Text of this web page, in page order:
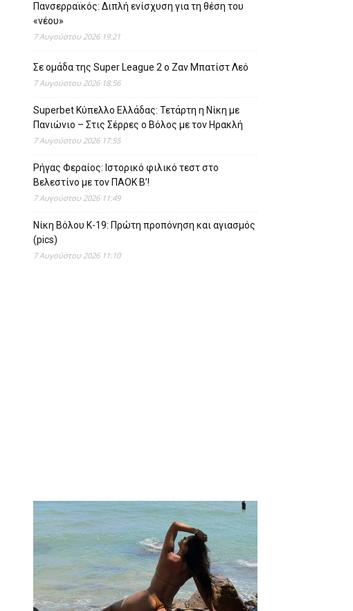
Πανσερραϊκός: Διπλή ενίσχυση για τη θέση του
«νέου»
7 Αυγούστου 2026 19:21
Σε ομάδα της Super League 2 o Ζαν Μπατίστ Λεό
7 Αυγούστου 2026 18:56
Superbet Κύπελλο Ελλάδας: Τετάρτη η Νίκη με
Πανιώνιο – Στις Σέρρες ο Βόλος με τον Ηρακλή
7 Αυγούστου 2026 17:55
Ρήγας Φεραίος: Ιστορικό φιλικό τεστ στο
Βελεστίνο με τον ΠΑΟΚ Β’!
7 Αυγούστου 2026 11:49
Νίκη Βόλου Κ-19: Πρώτη προπόνηση και αγιασμός
(pics)
7 Αυγούστου 2026 11:10